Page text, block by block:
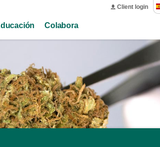
Client login
Colabora